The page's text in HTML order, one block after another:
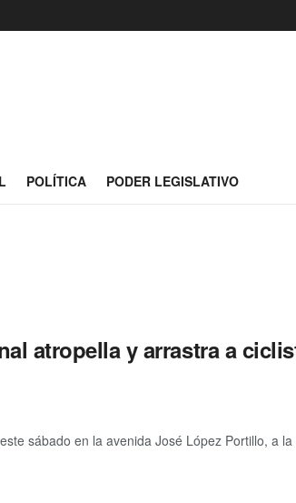
POLÍTICA PODER LEGISLATIVO
atropella y arrastra a
sábado en la avenida José López Portillo, a la